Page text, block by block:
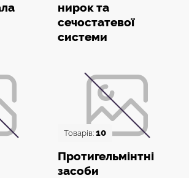
нирок та
сечостатевої
системи
Товарів: 10
Протигельмінтні
засоби